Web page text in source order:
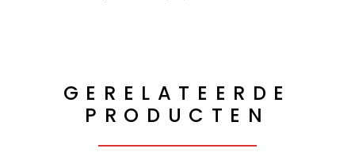
GERELATEERDE
PRODUCTEN